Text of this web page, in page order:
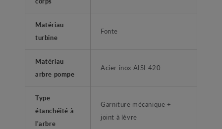
Matériau
turbine
Fonte
Matériau
arbre pompe
Acier inox AISI 420
Type
étanchéité à
l'arbre
Garniture mécanique +
joint à lèvre